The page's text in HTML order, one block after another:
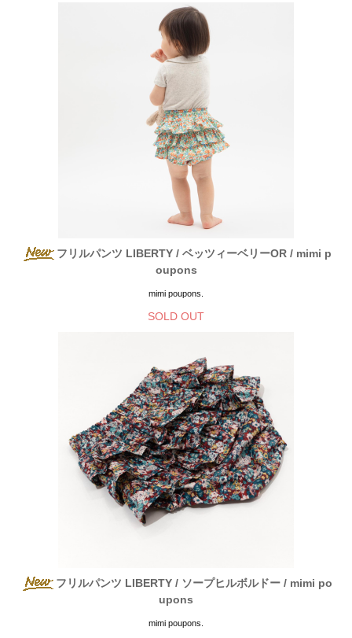
フリルパンツ LIBERTY / ベッツィーベリーOR / mimi p
oupons
mimi poupons.
SOLD OUT
フリルパンツ LIBERTY / ソープヒルボルドー / mimi po
upons
mimi poupons.